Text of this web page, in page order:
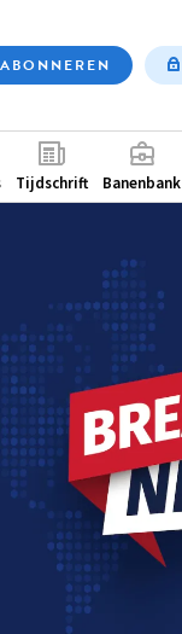
ABONNEREN
Tijdschrift Banenbank